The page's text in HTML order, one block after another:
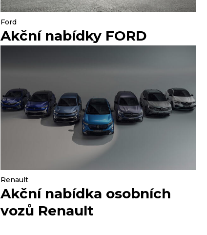
Ford
Akční nabídky FORD
Renault
Akční nabídka osobních
vozů Renault